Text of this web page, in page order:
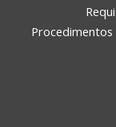
Procedimentos